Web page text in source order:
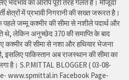
भेदभाव का आरोप पूरी तरह गलत है। मौजूदा
क्षेत्रों में प्रभावी निगरानी की सख्त जरूरत है।
जम्मू कश्मीर की सीमा से नशीले पदार्थ और
थे, लेकिन अनुच्छेद 370 की समाप्ति के बाद
कश्मीर की सीमा से नशा और हथियार भेजना
इसलिए पाकिस्तान अब राजस्थान की सीमा का
है। S.P.MITTAL BLOGGER ( 03-08-
www.spmittal.in Facebook Page-